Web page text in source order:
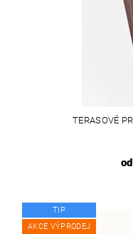
TERASOVÉ
od
TIP
AKCE VÝPRODEJ